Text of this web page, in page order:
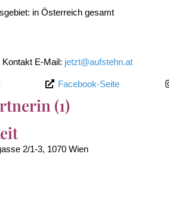
in Österreich gesamt
Kontakt E-Mail: jetzt@aufstehn.at
Facebook-Seite
(1)
2/1-3, 1070 Wien